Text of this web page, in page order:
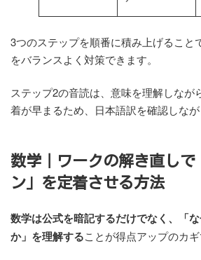
3つのステップを順番に積み上げること
をバランスよく対策できます。
ステップ2の音読は、意味を理解しなが
着が早まるため、日本語訳を確認しなが
数学｜ワークの解き直しで
ン」を定着させる方法
数学は公式を暗記するだけでなく、「
か」を理解することが得点アップのカギ